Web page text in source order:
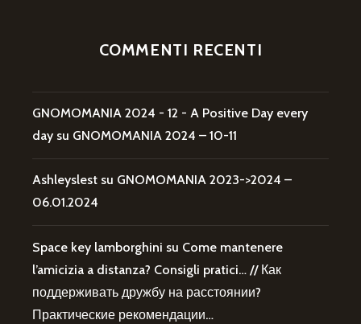
COMMENTI RECENTI
GNOMOMANIA 2024 - 12 - A Positive Day every
day su GNOMOMANIA 2024 – 10-11
Ashleyslest su GNOMOMANIA 2023->2024 –
06.01.2024
Space key lamborghini su Come mantenere
l’amicizia a distanza? Consigli pratici… // Как
поддерживать дружбу на расстоянии?
Практические рекомендации…